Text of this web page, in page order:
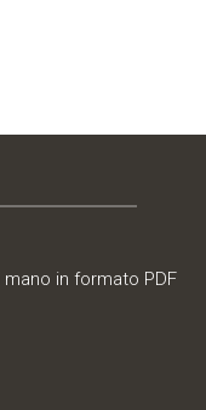
in formato PDF